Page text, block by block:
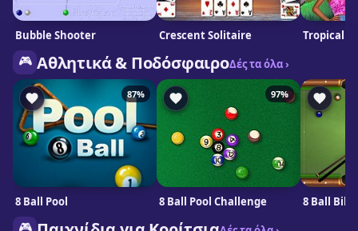
Bubble Shooter Crescent Solitaire Tropical
🎮 Αθλητικά & ΠοδόσφαιροΔές τα όλα ›
87%
8 Ball Pool
97%
8 Ball Pool Challenge 8 Ball
🎮